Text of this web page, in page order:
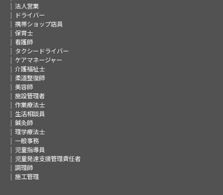
法人営業
ドライバー
携帯ショップ店員
保育士
看護師
タクシードライバー
ケアマネージャー
介護福祉士
柔道整復師
美容師
施設管理者
作業療法士
生活相談員
鍼灸師
理学療法士
一般事務
児童指導員
児童発達支援管理責任者
調理師
施工管理